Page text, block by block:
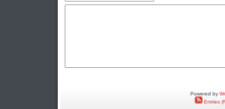
Powered by
Entries